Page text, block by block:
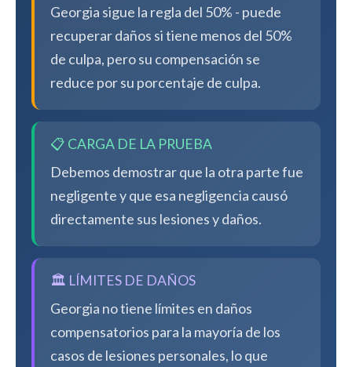
Georgia sigue la regla del 50% - puede
recuperar daños si tiene menos del 50%
de culpa, pero su compensación se
reduce por su porcentaje de culpa.
📋 CARGA DE LA PRUEBA
Debemos demostrar que la otra parte fue
negligente y que esa negligencia causó
directamente sus lesiones y daños.
🏛️ LÍMITES DE DAÑOS
Georgia no tiene límites en daños
compensatorios para la mayoría de los
casos de lesiones personales, lo que